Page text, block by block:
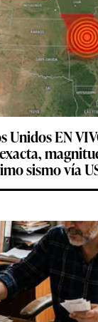
Unidos EN
sismo vía